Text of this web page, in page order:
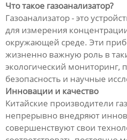
Что такое газоанализатор?
Газоанализатор - это
для измерения
окружающей среде. Эти
жизненно важную роль в
экологический
безопасность и научные
Инновации и качество
Китайские производители
непрерывно внедряют
совершенствуют свои